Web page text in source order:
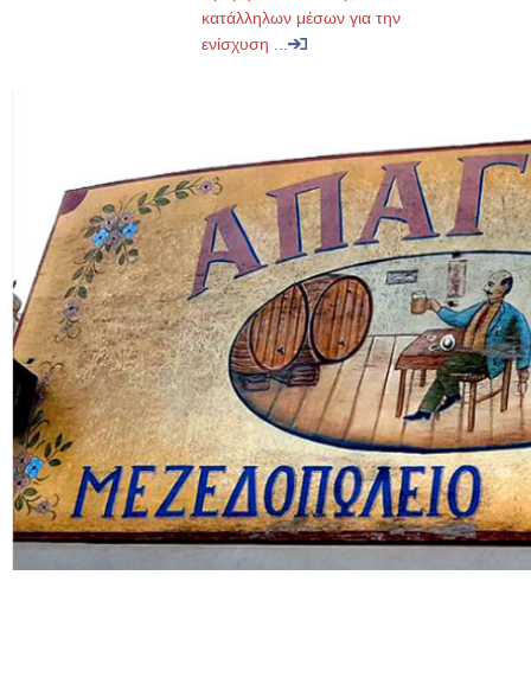
κατάλληλων μέσων για την
ενίσχυση ...